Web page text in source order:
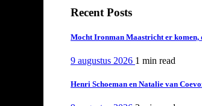
Recent Posts
Mocht Ironman Maastricht er
9 augustus 2026 1 min read
Henri Schoeman en Natalie van